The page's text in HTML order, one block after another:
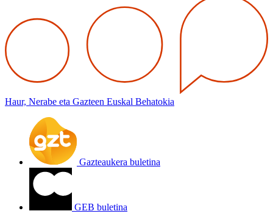
Haur, Nerabe eta Gazteen Euskal Behatokia
Gazteaukera buletina
GEB buletina